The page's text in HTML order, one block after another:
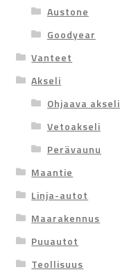
Austone
Goodyear
Vanteet
Akseli
Ohjaava akseli
Vetoakseli
Perävaunu
Maantie
Linja-autot
Maarakennus
Puuautot
Teollisuus